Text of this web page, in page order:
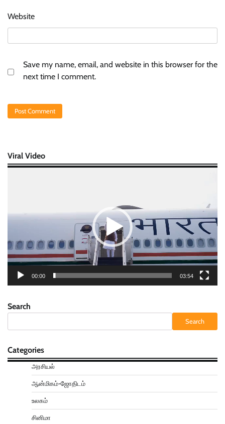
Website
Save my name, email, and website in this browser for the
next time I comment.
Viral Video
00:00 03:54
Search
Search
Categories
அரசியல்
ஆன்மிகம்-ஜோதிடம்
உலகம்
சினிமா